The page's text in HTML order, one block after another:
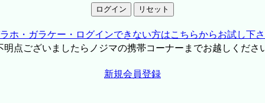
ホ・ガラケー・ログインできない方はこちらからお試し下
点ございましたらノジマの携帯コーナーまでお越しくださ
新規会員登録